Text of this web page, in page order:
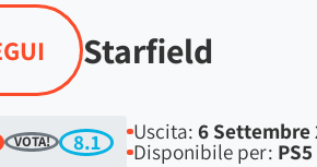
Starfield
VOTA! 8.1 Uscita:6 Settembre
Disponibile per: PS5